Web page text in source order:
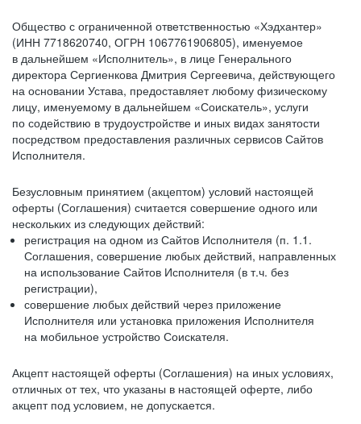
Общество с ограниченной ответственностью «Хэдхантер»
(ИНН 7718620740, ОГРН 1067761906805), именуемое
в дальнейшем «Исполнитель», в лице Генерального
директора Сергиенкова Дмитрия Сергеевича, действующего
на основании Устава, предоставляет любому физическому
лицу, именуемому в дальнейшем «Соискатель», услуги
по содействию в трудоустройстве и иных видах занятости
посредством предоставления различных сервисов Сайтов
Исполнителя.
Безусловным принятием (акцептом) условий настоящей
оферты (Соглашения) считается совершение одного или
нескольких из следующих действий:
регистрация на одном из Сайтов Исполнителя (п. 1.1.
Соглашения, совершение любых действий, направленных
на использование Сайтов Исполнителя (в т.ч. без
регистрации),
совершение любых действий через приложение
Исполнителя или установка приложения Исполнителя
на мобильное устройство Соискателя.
Акцепт настоящей оферты (Соглашения) на иных условиях,
отличных от тех, что указаны в настоящей оферте, либо
акцепт под условием, не допускается.